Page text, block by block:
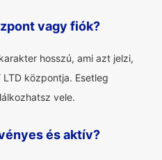
vagy fiók?
hosszú, ami azt jelzi,
LTD központja. Esetleg
vele.
és aktív?